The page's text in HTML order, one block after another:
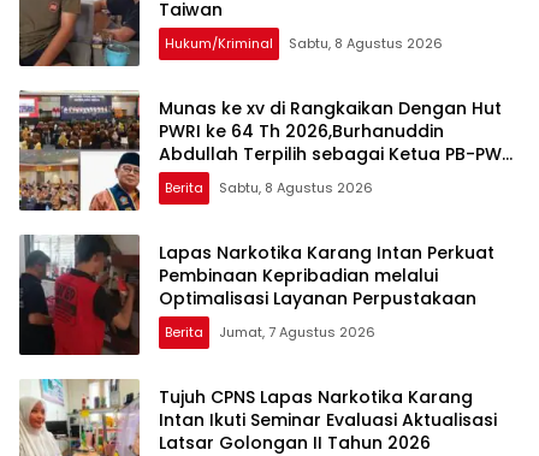
Hukum/Kriminal Sabtu, 8 Agustus 2026
Munas ke xv di Rangkaikan Dengan Hut
PWRI ke 64 Th 2026,Burhanuddin
Abdullah Terpilih sebagai Ketua PB-PWRI
Periode 2026–2031
Berita Sabtu, 8 Agustus 2026
Lapas Narkotika Karang Intan Perkuat
Pembinaan Kepribadian melalui
Optimalisasi Layanan Perpustakaan
Berita Jumat, 7 Agustus 2026
Tujuh CPNS Lapas Narkotika Karang
Intan Ikuti Seminar Evaluasi Aktualisasi
Latsar Golongan II Tahun 2026